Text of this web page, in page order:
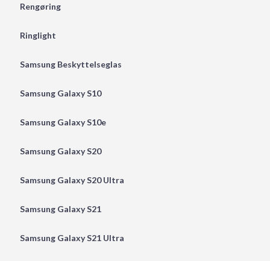
Rengøring
Ringlight
Samsung Beskyttelseglas
Samsung Galaxy S10
Samsung Galaxy S10e
Samsung Galaxy S20
Samsung Galaxy S20 Ultra
Samsung Galaxy S21
Samsung Galaxy S21 Ultra